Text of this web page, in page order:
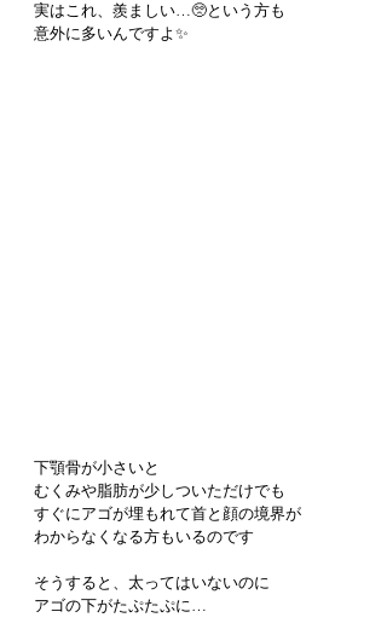
実はこれ、羨ましい…🥺という方も
意外に多いんですよ✨
下顎骨が小さいと
むくみや脂肪が少しついただけでも
すぐにアゴが埋もれて首と顔の境界が
わからなくなる方もいるのです
そうすると、太ってはいないのに
アゴの下がたぷたぷに…